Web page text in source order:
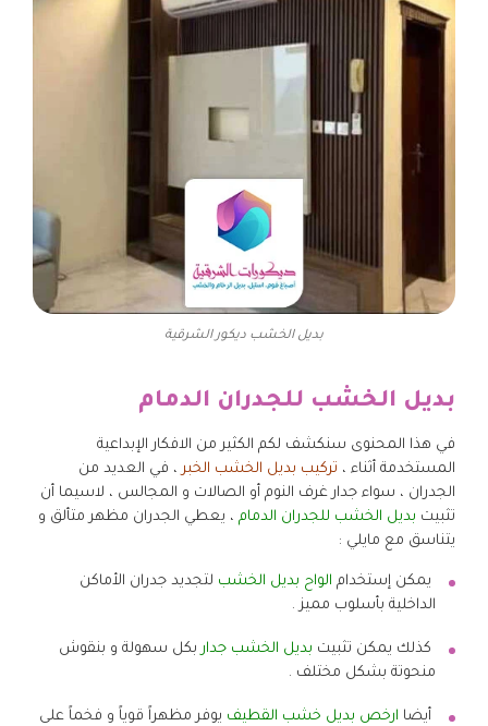
بديل الخشب ديكور الشرقية
بديل الخشب للجدران الدمام
في هذا المحنوى سنكشف لكم الكثير من الافكار الإبداعية
المستخدمة أثناء ، تركيب بديل الخشب الخبر ، في العديد من
الجدران ، سواء جدار غرف النوم أو الصالات و المجالس ، لاسيما أن
تثبيت بديل الخشب للجدران الدمام ، يعطي الجدران مظهر متألق و
يتناسق مع مايلي :
يمكن إستخدام الواح بديل الخشب لتجديد جدران الأماكن
الداخلية بأسلوب مميز .
كذلك يمكن تثبيت بديل الخشب جدار بكل سهولة و بنقوش
منحوتة بشكل مختلف .
أيضا ارخص بديل خشب القطيف يوفر مظهراً قوياً و فخماً على